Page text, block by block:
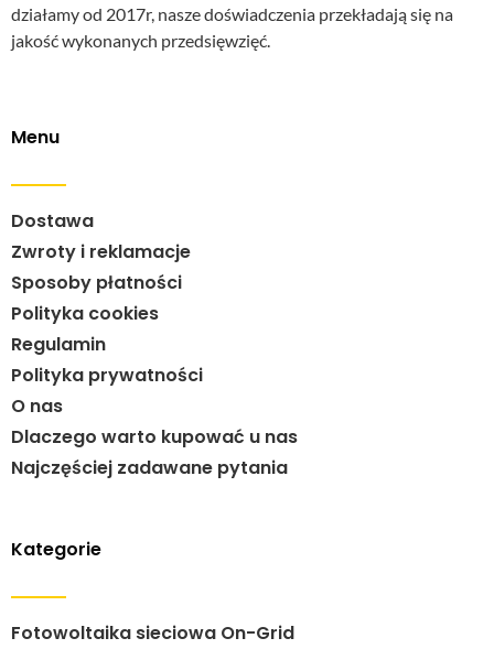
działamy od 2017r, nasze doświadczenia przekładają się na
jakość wykonanych przedsięwzięć.
Menu
Dostawa
Zwroty i reklamacje
Sposoby płatności
Polityka cookies
Regulamin
Polityka prywatności
O nas
Dlaczego warto kupować u nas
Najczęściej zadawane pytania
Kategorie
Fotowoltaika sieciowa On-Grid